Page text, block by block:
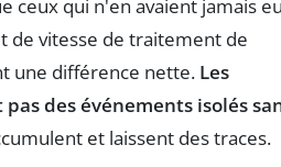
ceux qui n'en avaient jamais
de vitesse de traitement de
une différence nette. Les
des événements isolés
et laissent des traces.